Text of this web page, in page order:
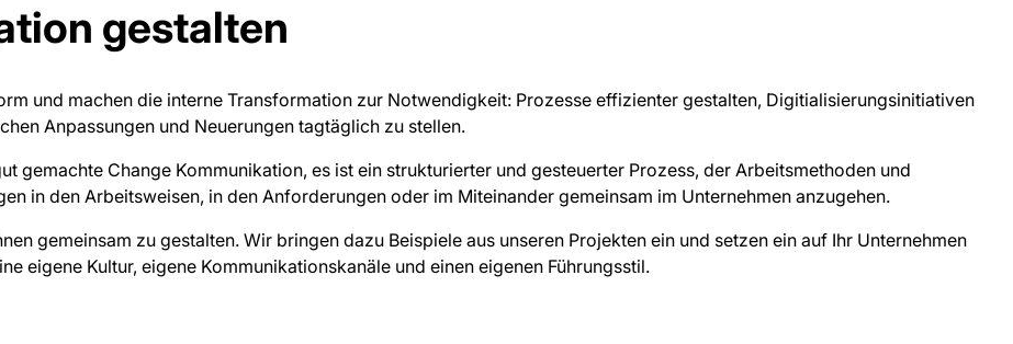
gestalten
und machen die interne Transformation zur Notwendigkeit: Prozesse effizienter gestalten, Digitialisierungsinitiativen
Anpassungen und Neuerungen tagtäglich zu stellen.
gemachte Change Kommunikation, es ist ein strukturierter und gesteuerter Prozess, der Arbeitsmethoden und
in den Arbeitsweisen, in den Anforderungen oder im Miteinander gemeinsam im Unternehmen anzugehen.
gemeinsam zu gestalten. Wir bringen dazu Beispiele aus unseren Projekten ein und setzen ein auf Ihr Unternehmen
eigene Kultur, eigene Kommunikationskanäle und einen eigenen Führungsstil.